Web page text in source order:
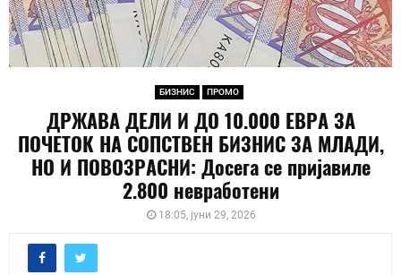
БИЗНИС ПРОМО
ДРЖАВА ДЕЛИ И ДО 10.000 ЕВРА ЗА
ПОЧЕТОК НА СОПСТВЕН БИЗНИС ЗА МЛАДИ,
НО И ПОВОЗРАСНИ: Досега се пријавиле
2.800 невработени
18:05, јуни 29, 2026